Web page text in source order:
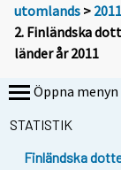
utomlands > 2011
2. Finländska
länder år 2011
Öppna menyn
STATISTIK
Finländska